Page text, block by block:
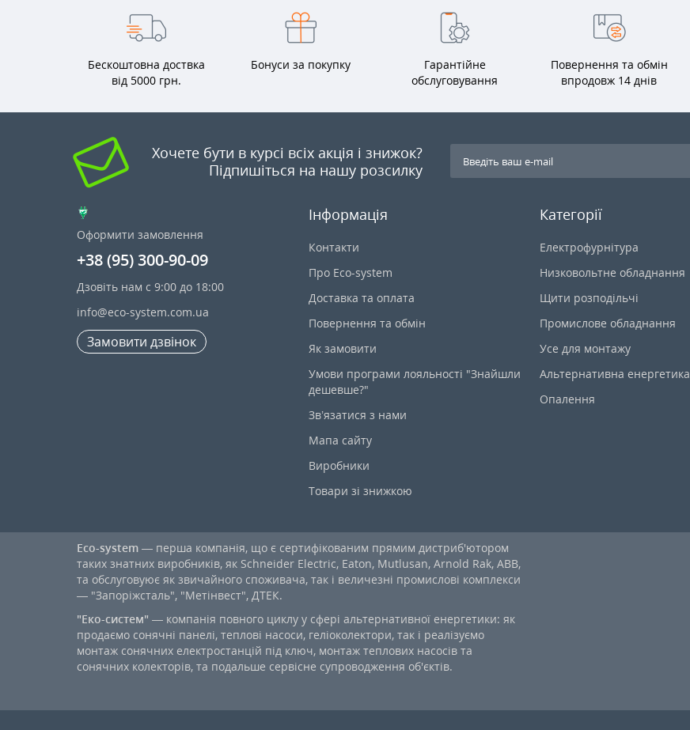
Бескоштовна доствка
від 5000 грн.
Бонуси за покупку
Гарантійне
обслуговування
Повернення та обмін
впродовж 14 днів
Хочете бути в курсі всіх акція і знижок?
Підпишіться на нашу розсилку
Оформити замовлення
+38 (95) 300-90-09
Дзовіть нам с 9:00 до 18:00
info@eco-system.com.ua
Замовити дзвінок
Інформація
Контакти
Про Eco-system
Доставка та оплата
Повернення та обмін
Як замовити
Умови програми лояльності "Знайшли
дешевше?"
Зв’язатися з нами
Мапа сайту
Виробники
Товари зі знижкою
Категорії
Електрофурнітура
Низковольтне обладнання
Щити розподільчі
Промислове обладнання
Усе для монтажу
Альтернативна енергетика
Опалення
Eco-system — перша компанія, що є сертифікованим прямим дистриб'ютором
таких знатних виробників, як Schneider Electric, Eaton, Mutlusan, Arnold Rak, ABB,
та обслуговуює як звичайного споживача, так і величезні промислові комплекси
— "Запоріжсталь", "Метінвест", ДТЕК.
"Еко-систем" — компанія повного циклу у сфері альтернативної енергетики: як
продаємо сонячні панелі, теплові насоси, геліоколектори, так і реалізуємо
монтаж сонячних електростанцій під ключ, монтаж теплових насосів та
сонячних колекторів, та подальше сервісне супроводження об'єктів.